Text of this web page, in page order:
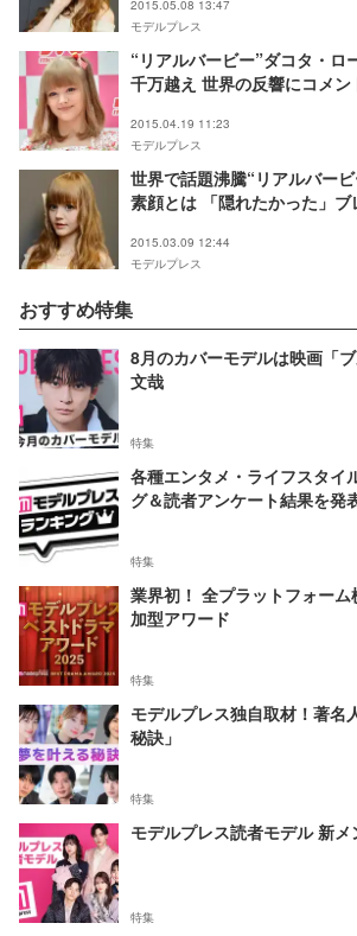
2015.05.08 13:47
モデルプレス
“リアルバービー”ダコタ・ロ
千万越え 世界の反響にコメ
2015.04.19 11:23
モデルプレス
世界で話題沸騰“リアルバー
素顔とは 「隠れたかった」
2015.03.09 12:44
モデルプレス
おすすめ特集
8月のカバーモデルは映画「
文哉
特集
各種エンタメ・ライフスタイ
グ＆読者アンケート結果を発
特集
業界初！ 全プラットフォー
加型アワード
特集
モデルプレス独自取材！著名
秘訣」
特集
モデルプレス読者モデル 新メ
特集